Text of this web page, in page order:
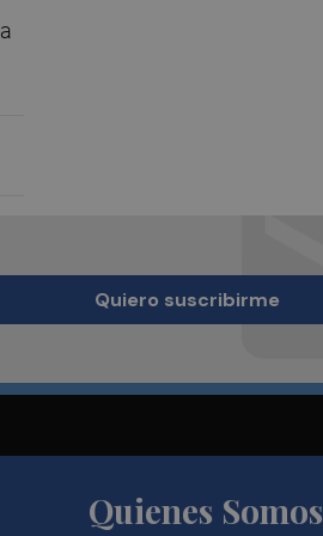
Quiero suscribirme
Quienes Somos